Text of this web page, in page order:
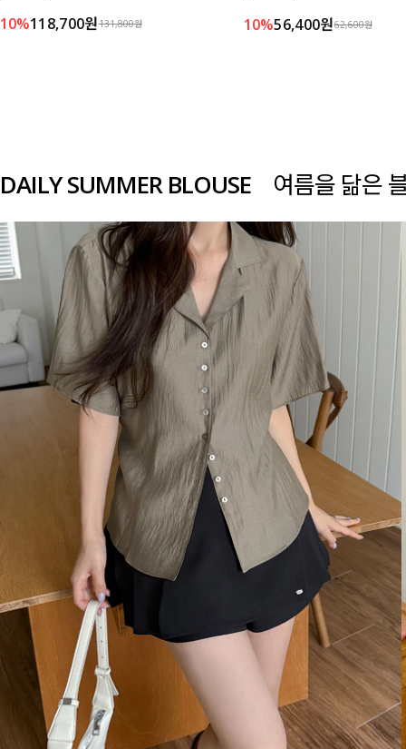
10%118,700원131,800원 10%56,400원62,600원
DAILY SUMMER BLOUSE 여름을 닮은